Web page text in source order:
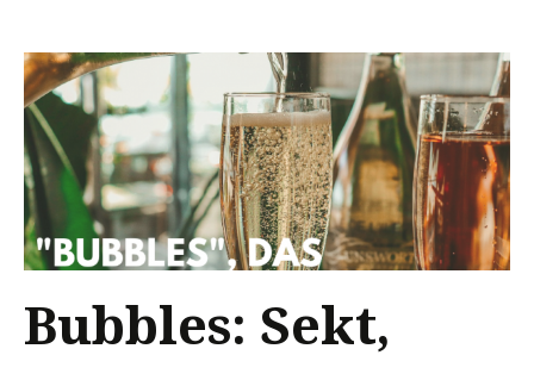
Bubbles: Sekt,